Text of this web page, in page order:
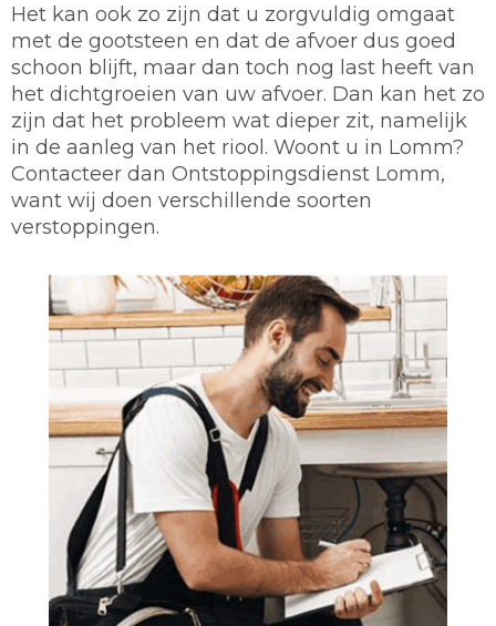
Het kan ook zo zijn dat u zorgvuldig omgaat
met de gootsteen en dat de afvoer dus goed
schoon blijft, maar dan toch nog last heeft van
het dichtgroeien van uw afvoer. Dan kan het zo
zijn dat het probleem wat dieper zit, namelijk
in de aanleg van het riool. Woont u in Lomm?
Contacteer dan Ontstoppingsdienst Lomm,
want wij doen verschillende soorten
verstoppingen.